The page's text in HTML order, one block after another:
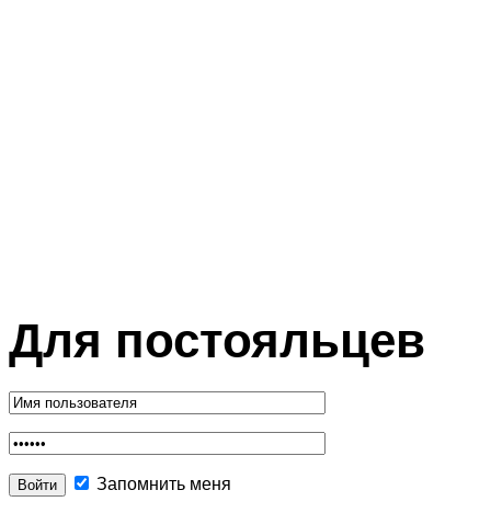
Для постояльцев
Запомнить меня